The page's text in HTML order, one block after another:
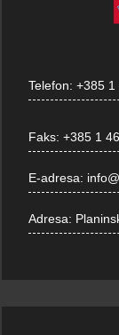
Telefon:+385 1
Faks:+385 1
E-adresa:
Adresa: